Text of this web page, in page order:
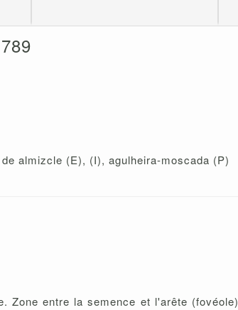
almizcle (E), (I), agulheira-moscada (P)
Zone entre la semence et l'arête (fovéole)